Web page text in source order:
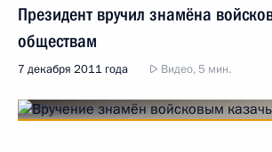
Президент вручил знамёна
обществам
7 декабря 2011 года Видео, 5 мин.